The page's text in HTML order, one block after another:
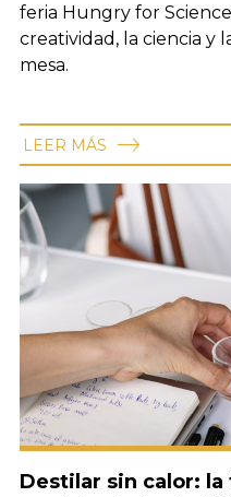
feria Hungry for
creatividad, la ciencia y
mesa.
LEER MÁS
Destilar sin calor: